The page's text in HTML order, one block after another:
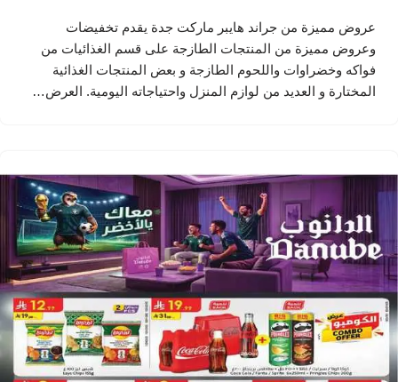
عروض مميزة من جراند هايبر ماركت جدة يقدم تخفيضات
وعروض مميزة من المنتجات الطازجة على قسم الغذائيات من
فواكه وخضراوات واللحوم الطازجة و بعض المنتجات الغذائية
المختارة و العديد من لوازم المنزل واحتياجاته اليومية. العرض…